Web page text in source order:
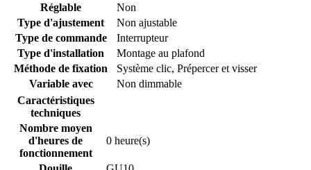
Réglable
Non
Type d'ajustement
Non ajustable
Type de commande
Interrupteur
Type d'installation
Montage au plafond
Méthode de fixation
Système clic, Prépercer et visser
Variable avec
Non dimmable
Caractéristiques
techniques
Nombre moyen
d'heures de
fonctionnement
0 heure(s)